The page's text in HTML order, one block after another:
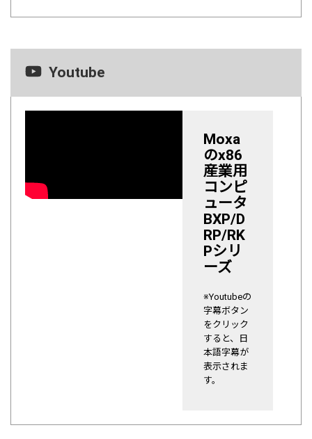
Youtube
Moxa
のx86
産業用
コンピ
ュータ
BXP/D
RP/RK
Pシリ
ーズ
※Youtubeの
字幕ボタン
をクリック
すると、日
本語字幕が
表示されま
す。